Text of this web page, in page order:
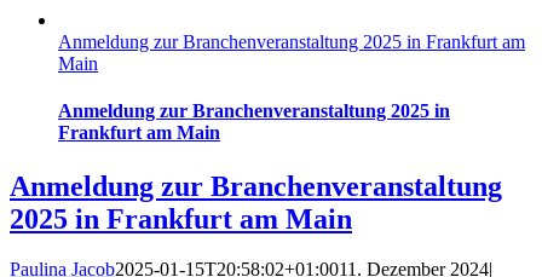
Anmeldung zur Branchenveranstaltung 2025 in Frankfurt am
Main
Anmeldung zur Branchenveranstaltung 2025 in
Frankfurt am Main
Anmeldung zur Branchenveranstaltung
2025 in Frankfurt am Main
Paulina Jacob2025-01-15T20:58:02+01:0011. Dezember 2024|